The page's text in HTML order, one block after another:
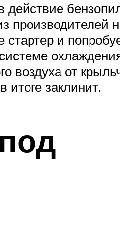
действие
производителей
и
воздуха от
итоге заклинит.